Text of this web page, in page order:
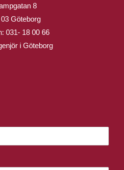
8
Göteborg
031- 18 00 66
i Göteborg